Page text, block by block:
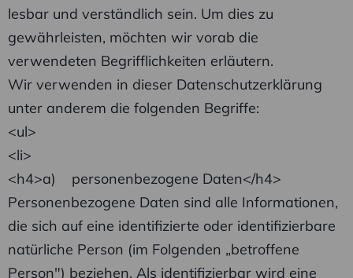
lesbar und verständlich sein. Um dies zu
gewährleisten, möchten wir vorab die
verwendeten Begrifflichkeiten erläutern.
Wir verwenden in dieser Datenschutzerklärung
unter anderem die folgenden Begriffe:
<ul>
<li>
<h4>a) personenbezogene Daten</h4>
Personenbezogene Daten sind alle Informationen,
die sich auf eine identifizierte oder identifizierbare
natürliche Person (im Folgenden „betroffene
Person") beziehen. Als identifizierbar wird eine